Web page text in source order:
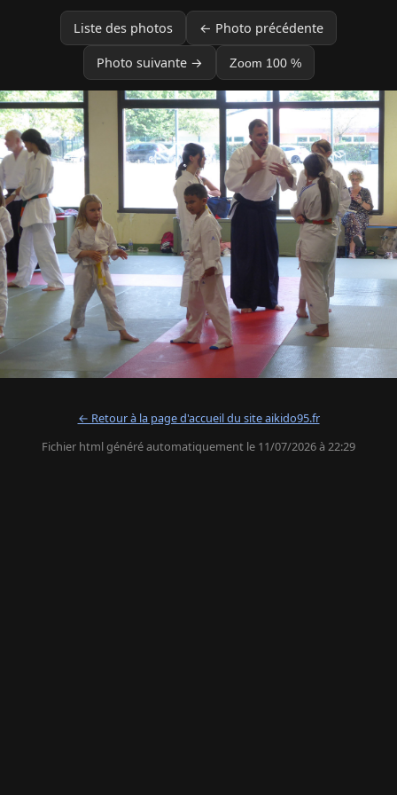
Liste des photos ← Photo précédente
Photo suivante → Zoom 100 %
← Retour à la page d'accueil du site aikido95.fr
Fichier html généré automatiquement le 11/07/2026 à 22:29